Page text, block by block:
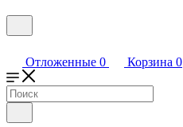
Отложенные 0 Корзина 0